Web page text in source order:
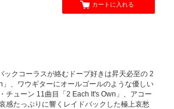
カートに入れる
ックコーラスが絡むドープ好きは昇天必至の 2
」、ワウギターにオールゴールのような優しい
チューン 11曲目「2 Each It's Own」、アコー
感たっぷりに響くレイドバックした極上哀愁